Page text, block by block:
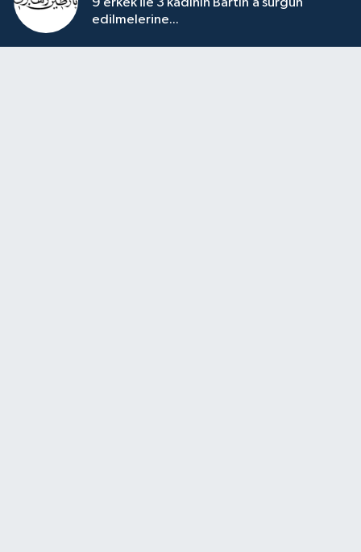
9 erkek ile 3 kadının Bartın’a sürgün
edilmelerine...